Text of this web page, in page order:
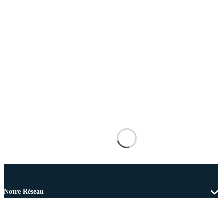
Notre Réseau